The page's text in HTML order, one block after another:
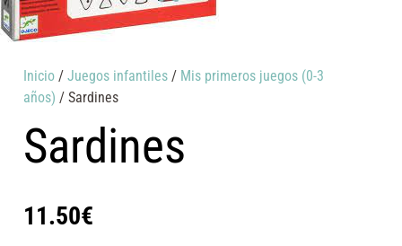
Inicio /Juegos infantiles / Mis primeros juegos (0-3
años) / Sardines
Sardines
11.50€